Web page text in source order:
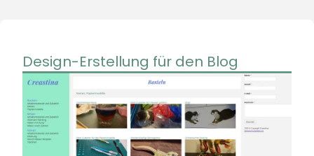
Design-Erstellung für den Blog